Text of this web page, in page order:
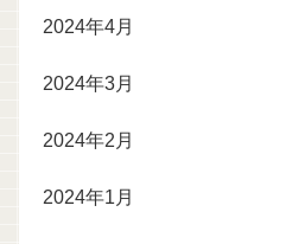
2024年4月
2024年3月
2024年2月
2024年1月